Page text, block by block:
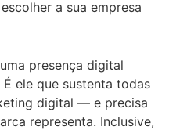
a sua empresa
presença digital
ele que sustenta todas
digital — e precisa
representa. Inclusive,